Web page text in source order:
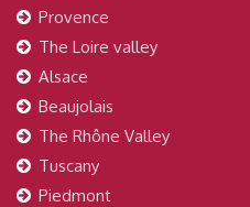
Provence
The Loire valley
Alsace
Beaujolais
The Rhône Valley
Tuscany
Piedmont